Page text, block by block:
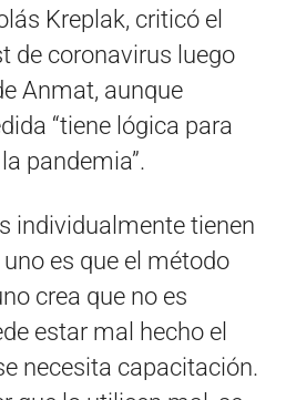
Kreplak, criticó el
de coronavirus luego
Anmat, aunque
“tiene lógica para
pandemia”.
individualmente tienen
es que el método
crea que no es
estar mal hecho el
necesita capacitación.